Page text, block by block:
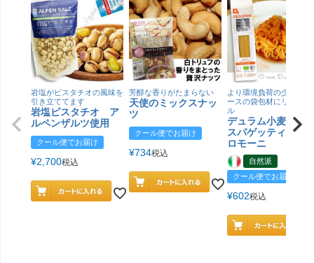
岩塩がピスタチオの風味を
引き立ててます
岩塩ピスタチオ ア
ルペンザルツ使用
クール便でお届け
¥2,700税込
芳醇な香りがたまらない
天使のミックスナッ
ツ
クール便でお届け
¥734税込
より環境負荷の少ない紙
ースの袋包材にリニュー
ル
デュラム小麦 有
スパゲッティ／ジ
ロモーニ
自然派
クール便でお届け
¥602税込